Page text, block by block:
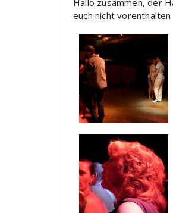
Hallo zusammen, der
euch nicht vorenthalten